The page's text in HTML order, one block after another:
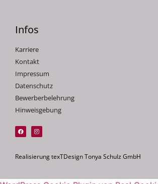
Infos
Karriere
Kontakt
Impressum
Datenschutz
Bewerberbelehrung
Hinweisgebung
Realisierung texTDesign Tonya Schulz GmbH